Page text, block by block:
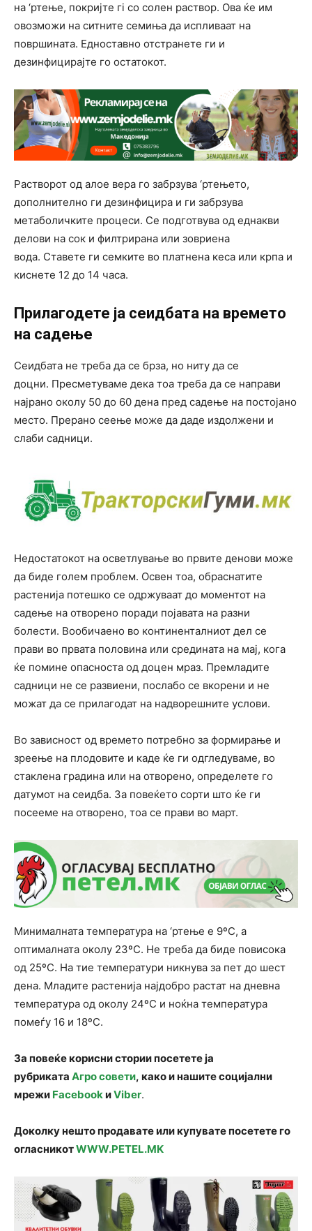
на ‘ртење, покријте гi со солен раствор. Ова ќе им
овозможи на ситните семиња да испливаат на
површината. Едноставно отстранете ги и
дезинфицирајте го остатокот.
Растворот од алое вера го забрзува ‘ртењето,
дополнително ги дезинфицира и ги забрзува
метаболичките процеси. Се подготвува од еднакви
делови на сок и филтрирана или зовриена
вода. Ставете ги семките во платнена кеса или крпа и
киснете 12 до 14 часа.
Прилагодете ја сеидбата на времето
на садење
Сеидбата не треба да се брза, но ниту да се
доцни. Пресметуваме дека тоа треба да се направи
најрано околу 50 до 60 дена пред садење на постојано
место. Прерано сеење може да даде издолжени и
слаби садници.
Недостатокот на осветлување во првите денови може
да биде голем проблем. Освен тоа, обраснатите
растенија потешко се одржуваат до моментот на
садење на отворено поради појавата на разни
болести. Вообичаено во континенталниот дел се
прави во првата половина или средината на мај, кога
ќе помине опасноста од доцен мраз. Премладите
садници не се развиени, послабо се вкорени и не
можат да се прилагодат на надворешните услови.
Во зависност од времето потребно за формирање и
зреење на плодовите и каде ќе ги одгледуваме, во
стаклена градина или на отворено, определете го
датумот на сеидба. За повеќето сорти што ќе ги
посееме на отворено, тоа се прави во март.
Минималната температура на ‘ртење е 9ºC, а
оптималната околу 23ºC. Не треба да биде повисока
од 25ºC. На тие температури никнува за пет до шест
дена. Младите растенија најдобро растат на дневна
температура од околу 24ºC и ноќна температура
помеѓу 16 и 18ºC.
За повеќе корисни стории посетете ја
рубриката Агро совети, како и нашите социјални
мрежи FacebookиViber.
Доколку нешто продавате или купувате посетете го
огласникотWWW.PETEL.MK